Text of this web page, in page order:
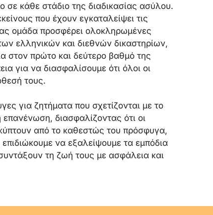
σε κάθε στάδιο της διαδικασίας ασύλου.
που έχουν εγκαταλείψει τις
ομάδα προσφέρει ολοκληρωμένες
ελληνικών και διεθνών δικαστηρίων,
στον πρώτο και δεύτερο βαθμό της
για να διασφαλίσουμε ότι όλοι οι
τους.
για ζητήματα που σχετίζονται με το
διασφαλίζοντας ότι οι
από το καθεστώς του πρόσφυγα,
να εξαλείψουμε τα εμπόδια
τη ζωή τους με ασφάλεια και